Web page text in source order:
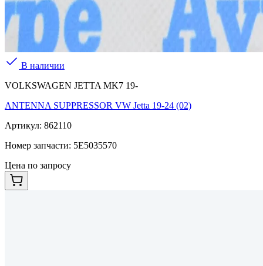
В наличии
VOLKSWAGEN JETTA MK7 19-
ANTENNA SUPPRESSOR VW Jetta 19-24 (02)
Артикул: 862110
Номер запчасти: 5E5035570
Цена по запросу